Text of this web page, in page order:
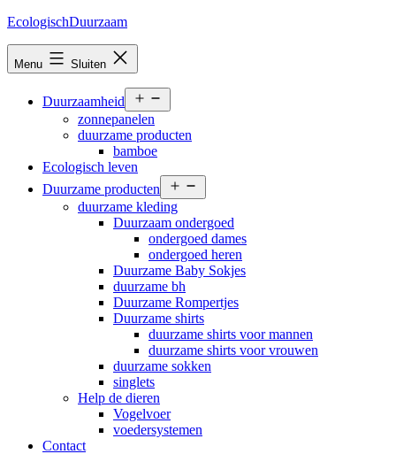
Ga
inhoud
EcologischDuurzaam
Menu Sluiten
Duurzaamheid
menu
zonnepanelen
duurzame producten
bamboe
Ecologisch leven
Duurzame producten
menu
duurzame kleding
Duurzaam ondergoed
ondergoed dames
ondergoed heren
Duurzame Baby Sokjes
duurzame bh
Duurzame Rompertjes
Duurzame shirts
duurzame shirts voor mannen
duurzame shirts voor vrouwen
duurzame sokken
singlets
Help de dieren
Vogelvoer
voedersystemen
Contact